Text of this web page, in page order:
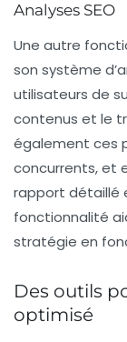
Analyses SEO
Une autre
son système d’
utilisateurs de
contenus et le
également ces
concurrents, et
rapport détaillé
fonctionnalité
stratégie en
Des outils
optimisé